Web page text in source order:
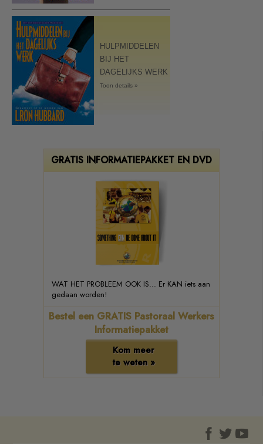
HULPMIDDELEN
BIJ HET
DAGELIJKS WERK
Toon details »
GRATIS INFORMATIEPAKKET EN DVD
WAT HET PROBLEEM OOK IS... Er KAN iets aan
gedaan worden!
Bestel een GRATIS Pastoraal Werkers
Informatiepakket
Kom meer
te weten »